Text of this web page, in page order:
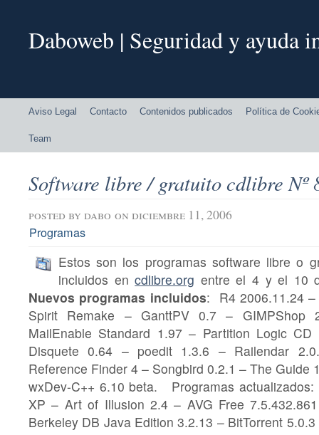
Daboweb | Seguridad y ayuda
Aviso Legal Contacto Contenidos publicados Política de
Team
Software libre / gratuito cdlibre Nº
posted by dabo on diciembre 11, 2006
Programas
Estos son los programas software libre o
incluidos encdlibre.org entre el 4 y el 10
Nuevos programas incluidos: R4 2006.11.24
Spirit Remake – GanttPV 0.7 –
MailEnable Standard 1.97 – Partition Logic
Disquete 0.64 – poedit 1.3.6 – Railendar
Reference Finder 4 – Songbird 0.2.1 – The Guide
wxDev-C++ 6.10 beta. Programas actualizados:
XP – Art of Illusion 2.4 – AVG Free
Berkeley DB Java Edition 3.2.13 – BitTorrent